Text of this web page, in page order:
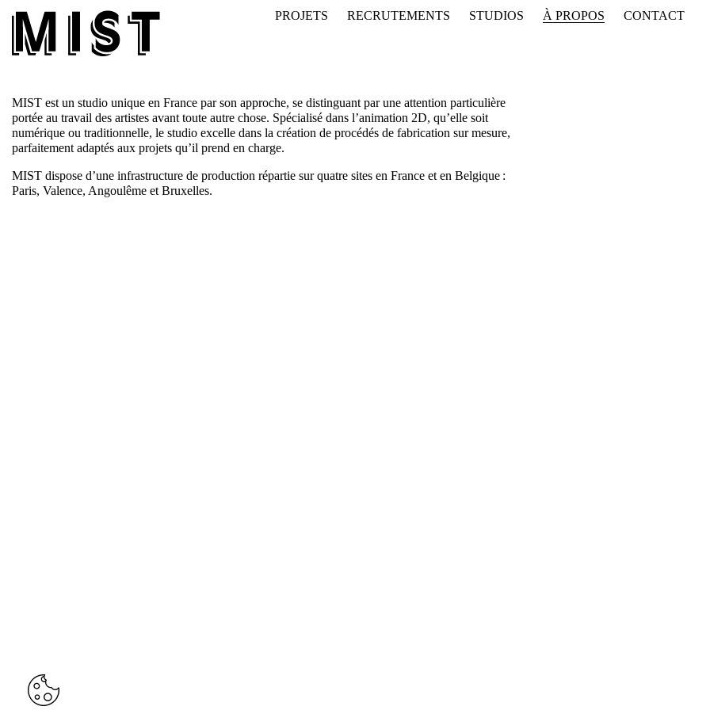
PROJETS RECRUTEMENTS STUDIOS À PROPOS CONTACT
MIST est un studio unique en France par son approche, se distinguant par une attention particulière
portée au travail des artistes avant toute autre chose. Spécialisé dans l’animation 2D, qu’elle soit
numérique ou traditionnelle, le studio excelle dans la création de procédés de fabrication sur mesure,
parfaitement adaptés aux projets qu’il prend en charge.
MIST dispose d’une infrastructure de production répartie sur quatre sites en France et en Belgique :
Paris, Valence, Angoulême et Bruxelles.